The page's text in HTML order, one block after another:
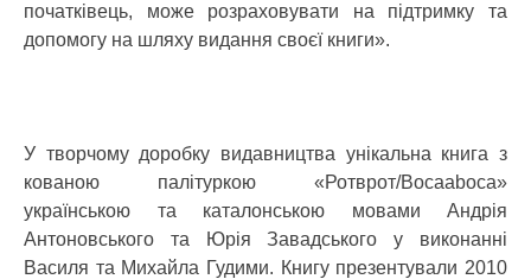
початківець, може розраховувати на підтримку та
допомогу на шляху видання своєї книги».
У творчому доробку видавництва унікальна книга з
кованою палітуркою «Ротврот/Bocaaboca»
українською та каталонською мовами Андрія
Антоновського та Юрія Завадського у виконанні
Василя та Михайла Гудими. Книгу презентували 2010